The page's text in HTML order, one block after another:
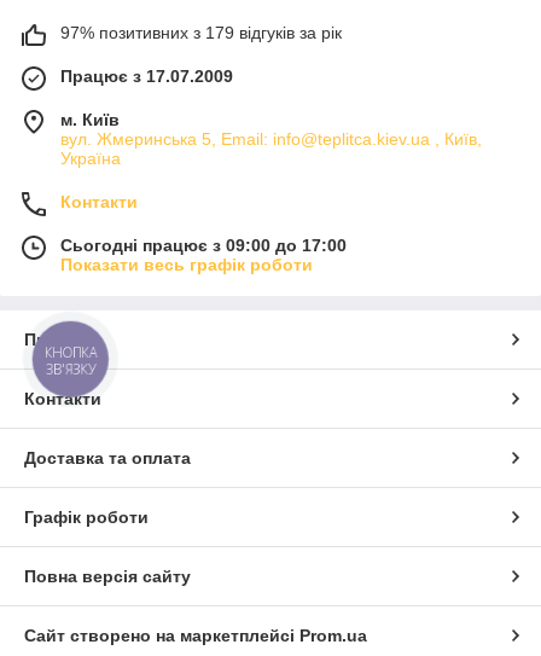
97% позитивних з 179 відгуків за рік
Працює з 17.07.2009
м. Київ
вул. Жмеринська 5, Email: info@teplitca.kiev.ua , Київ,
Україна
Контакти
Сьогодні працює з 09:00 до 17:00
Показати весь графік роботи
Про нас
Контакти
Доставка та оплата
Графік роботи
Повна версія сайту
Сайт створено на маркетплейсі Prom.ua
КНОПКА
ЗВ'ЯЗКУ